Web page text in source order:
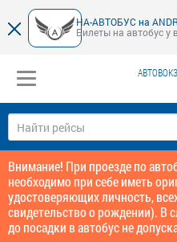
НА-АВТОБУС на
Билеты на автобус у
Внимание! При проезде по
необходимо при себе иметь
удостоверяющих личность,
свидетельство о рождении). В
до посадки в автобус не